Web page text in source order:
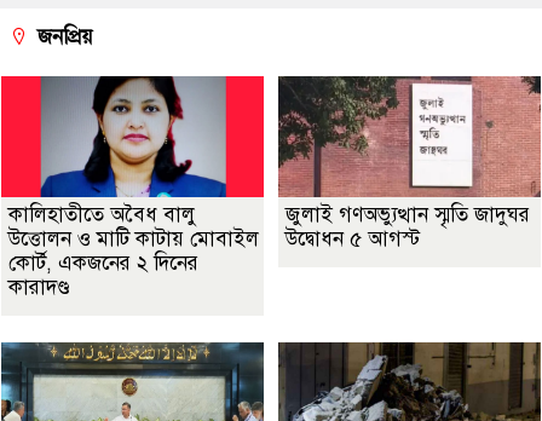
জনপ্রিয়
কালিহাতীতে অবৈধ বালু
উত্তোলন ও মাটি কাটায় মোবাইল
কোর্ট, একজনের ২ দিনের
কারাদণ্ড
জুলাই গণঅভ্যুত্থান স্মৃতি জাদুঘর
উদ্বোধন ৫ আগস্ট